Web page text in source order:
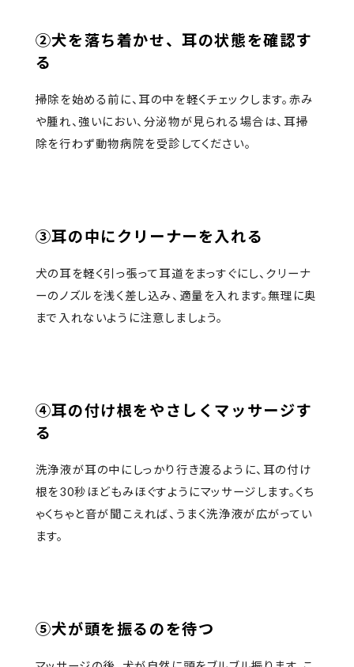
②犬を落ち着かせ、耳の状態を確認す
る
掃除を始める前に、耳の中を軽くチェックします。赤み
や腫れ、強いにおい、分泌物が見られる場合は、耳掃
除を行わず動物病院を受診してください。
③耳の中にクリーナーを入れる
犬の耳を軽く引っ張って耳道をまっすぐにし、クリーナ
ーのノズルを浅く差し込み、適量を入れます。無理に奥
まで入れないように注意しましょう。
④耳の付け根をやさしくマッサージす
る
洗浄液が耳の中にしっかり行き渡るように、耳の付け
根を30秒ほどもみほぐすようにマッサージします。くち
ゃくちゃと音が聞こえれば、うまく洗浄液が広がってい
ます。
⑤犬が頭を振るのを待つ